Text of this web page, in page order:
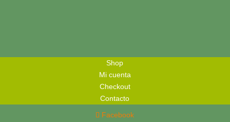
Shop
Mi cuenta
Checkout
Contacto
Facebook